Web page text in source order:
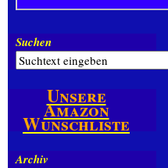
Suchen
Unsere
Amazon
Wunschliste
Archiv